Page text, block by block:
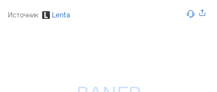
Источник Lenta